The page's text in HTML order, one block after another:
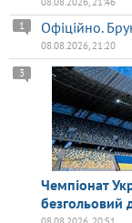
Офіційно.
1
08.08.2026, 21:20
Чемпіонат
безгольовий
3